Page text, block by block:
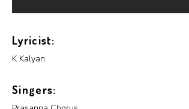
Lyricist:
K Kalyan
Singers: